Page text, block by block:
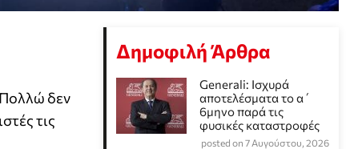
Πολλώ δεν
τις
Δημοφιλή Άρθρα
Generali: Ισχυρά
αποτελέσματα το α΄
6μηνο παρά τις
φυσικές καταστροφές
posted on 7 Αυγούστου, 2026